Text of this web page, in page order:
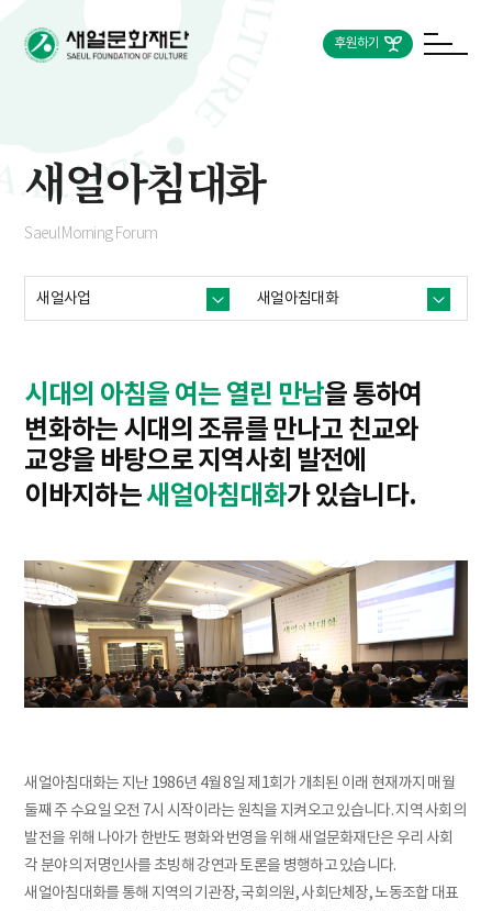
후원하기
새얼아침대화
Saeul Morning Forum
새얼사업 새얼아침대화
시대의 아침을 여는 열린 만남을 통하여
변화하는 시대의 조류를 만나고 친교와
교양을 바탕으로지역사회 발전에
이바지하는새얼아침대화가 있습니다.
새얼아침대화는 지난 1986년 4월 8일 제1회가 개최된 이래 현재까지 매월
둘째 주 수요일 오전 7시 시작이라는 원칙을 지켜오고 있습니다. 지역 사회의
발전을 위해 나아가 한반도 평화와 번영을 위해 새얼문화재단은 우리 사회
각 분야의 저명인사를 초빙해 강연과 토론을 병행하고 있습니다.
새얼아침대화를 통해 지역의 기관장, 국회의원, 사회단체장, 노동조합 대표